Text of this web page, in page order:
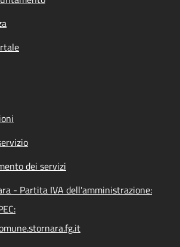
dei servizi
- Partita IVA dell'amministrazione: